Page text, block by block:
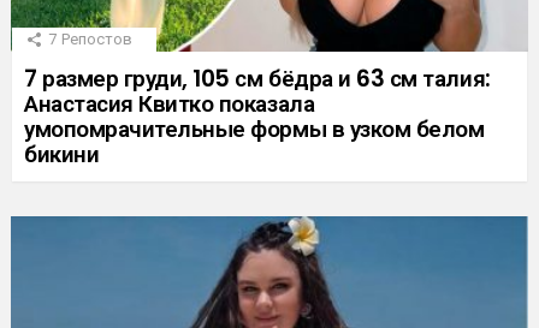
7 Репостов
7 размер груди, 105 см бёдра и 63 см талия:
Анастасия Квитко показала
умопомрачительные формы в узком белом
бикини